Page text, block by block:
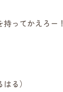
ってかえろー！
る）